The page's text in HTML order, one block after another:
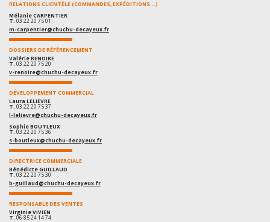
RELATIONS CLIENTÈLE (COMMANDES, EXPÉDITIONS...)
Mélanie CARPENTIER
T. 03 22 20 75 01
m-carpentier@chuchu-decayeux.fr
DOSSIERS DE RÉFÉRENCEMENT
Valérie RENOIRE
T. 03 22 20 75 20
v-renoire@chuchu-decayeux.fr
DÉVELOPPEMENT COMMERCIAL
Laura LELIEVRE
T. 03 22 20 75 37
l-lelievre@chuchu-decayeux.fr
Sophie BOUTLEUX
T. 03 22 20 75 36
s-boutleux@chuchu-decayeux.fr
DIRECTRICE COMMERCIALE
Bénédicte GUILLAUD
T. 03 22 20 75 30
b-guillaud@chuchu-decayeux.fr
RESPONSABLE DES VENTES
Virginie VIVIEN
T. 06 85 24 14 74